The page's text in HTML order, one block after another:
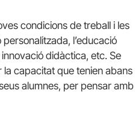
condicions de treball i les
l’educació
didàctica, etc. Se
la capacitat que tenien abans
alumnes, per pensar amb